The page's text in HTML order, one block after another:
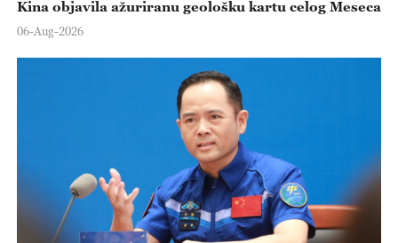
Kina objavila ažuriranu geološku kartu celog Meseca
06-Aug-2026